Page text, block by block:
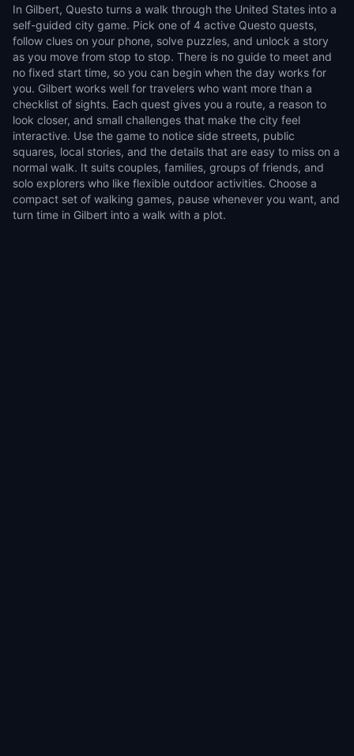
In Gilbert, Questo turns a walk through the United States into a
self-guided city game. Pick one of 4 active Questo quests,
follow clues on your phone, solve puzzles, and unlock a story
as you move from stop to stop. There is no guide to meet and
no fixed start time, so you can begin when the day works for
you. Gilbert works well for travelers who want more than a
checklist of sights. Each quest gives you a route, a reason to
look closer, and small challenges that make the city feel
interactive. Use the game to notice side streets, public
squares, local stories, and the details that are easy to miss on a
normal walk. It suits couples, families, groups of friends, and
solo explorers who like flexible outdoor activities. Choose a
compact set of walking games, pause whenever you want, and
turn time in Gilbert into a walk with a plot.